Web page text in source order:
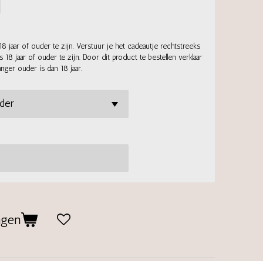
jaar of ouder te zijn. Verstuur je het cadeautje rechtstreeks
18 jaar of ouder te zijn. Door dit product te bestellen verklaar
ouder is dan 18 jaar.